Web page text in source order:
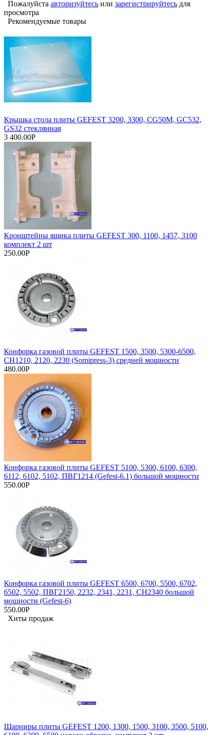
Пожалуйста авторизуйтесь или зарегистрируйтесь для
просмотра
Рекомендуемые товары
Крышка стола плиты GEFEST 3200, 3300, CG50M, GC532,
GS32 стеклянная
3 400.00Р
Кронштейны ящика плиты GEFEST 300, 1100, 1457, 3100
комплект 2 шт
250.00Р
Конфорка газовой плиты GEFEST 1500, 3500, 5300-6500,
CH1210, 2120, 2230 (Somipress-3) средней мощности
480.00Р
Конфорка газовой плиты GEFEST 5100, 5300, 6100, 6300,
6112, 6102, 5102, ПВГ1214 (Gefest-6.1) большой мощности
550.00Р
Конфорка газовой плиты GEFEST 6500, 6700, 5500, 6702,
6502, 5502, ПВГ2150, 2232, 2341, 2231, СН2340 большой
мощности (Gefest-6)
550.00Р
Хиты продаж
Шарниры плиты GEFEST 1200, 1300, 1500, 3100, 3500, 5100,